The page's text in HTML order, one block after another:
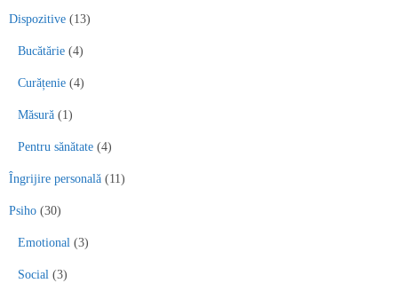
Dispozitive (13)
Bucătărie (4)
Curățenie (4)
Măsură (1)
Pentru sănătate (4)
Îngrijire personală (11)
Psiho (30)
Emotional (3)
Social (3)